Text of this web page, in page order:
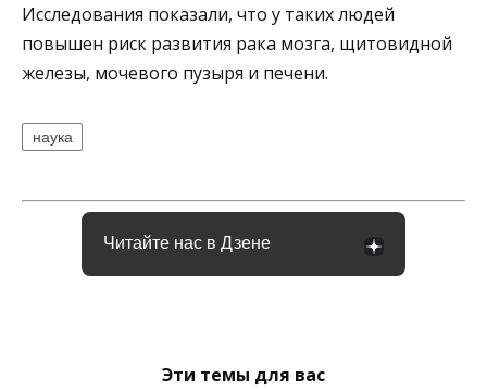
Исследования показали, что у таких людей
повышен риск развития рака мозга, щитовидной
железы, мочевого пузыря и печени.
наука
Читайте нас в Дзене
Эти темы для вас